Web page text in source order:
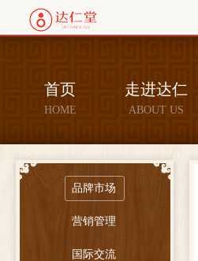
首页
HOME
走进达仁
ABOUT US
品牌市场
营销管理
国际交流